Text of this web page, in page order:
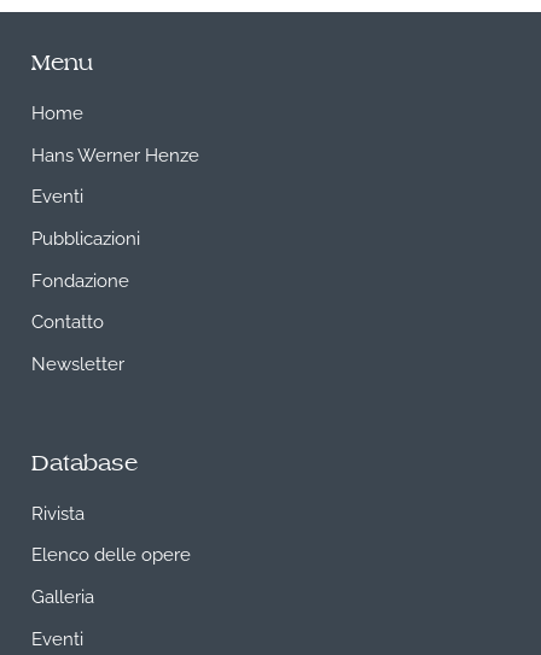
Menu
Home
Hans Werner Henze
Eventi
Pubblicazioni
Fondazione
Contatto
Newsletter
Database
Rivista
Elenco delle opere
Galleria
Eventi